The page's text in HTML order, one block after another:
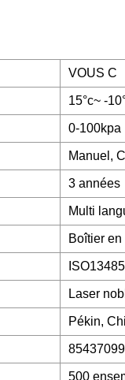
VOUS C
15°c~ -
0-100kpa
Manuel,
3 années
Multi
Boîtier
Laser
Pékin,
85437099
500